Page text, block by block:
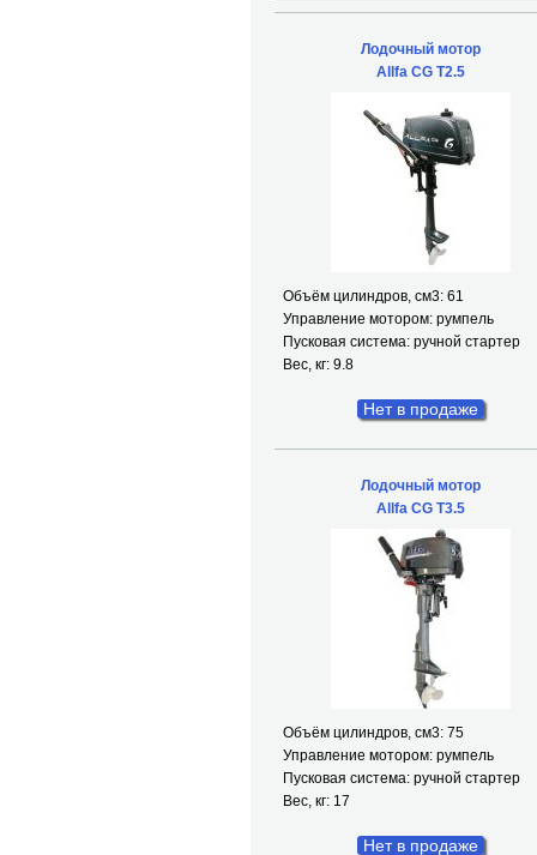
Лодочный мотор
Allfa CG T2.5
Объём цилиндров, см3: 61
Управление мотором: румпель
Пусковая система: ручной стартер
Вес, кг: 9.8
Нет в продаже
Лодочный мотор
Allfa CG T3.5
Объём цилиндров, см3: 75
Управление мотором: румпель
Пусковая система: ручной стартер
Вес, кг: 17
Нет в продаже